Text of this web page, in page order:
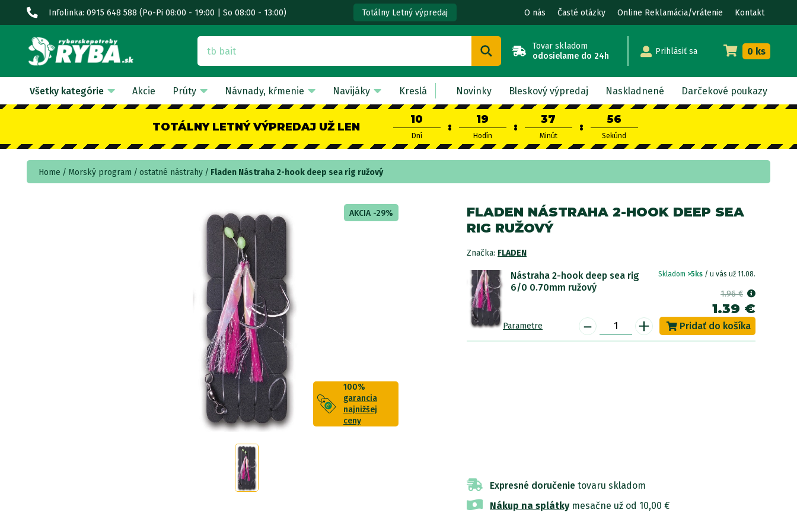
Infolinka: 0915 648 588 (Po-Pi 08:00 - 19:00 | So 08:00 - 13:00) Totálny Letný výpredaj O nás Časté otázky Online Reklamácia/vrátenie Kontakt
Tovar skladom
odosielame do 24h
Prihlásiť sa 0 ks
Všetky kategórie Akcie Prúty Návnady, kŕmenie Navijáky Kreslá Novinky Bleskový výpredaj Naskladnené Darčekové poukazy
TOTÁLNY LETNÝ VÝPREDAJ UŽ LEN
10
Dní
:
19
Hodín
:
37
Minút
:
55
Sekúnd
Home Morský program ostatné nástrahy Fladen Nástraha 2-hook deep sea rig ružový
AKCIA -29%
100%
garancia
najnižšej
ceny
FLADEN NÁSTRAHA 2-HOOK DEEP SEA
RIG RUŽOVÝ
Značka: FLADEN
Nástraha 2-hook deep sea rig
6/0 0.70mm ružový
Skladom >5ks / u vás už 11.08.
1.96 €
1.39 €
Parametre - +
Expresné doručenie tovaru skladom
Nákup na splátkymesačne už od 10,00 €